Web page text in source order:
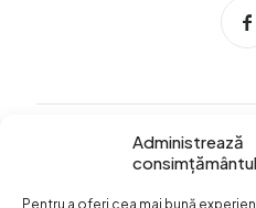
Administrează
consimțământul
Pentru a oferi cea mai bună